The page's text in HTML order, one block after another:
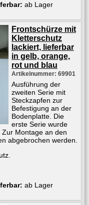
ab Lager
Frontschürze mit
Kletterschutz
lackiert, lieferbar
in gelb, orange,
rot und blau
Artikelnummer: 69901
Ausführung der
zweiten Serie mit
Steckzapfen zur
Befestigung an der
Bodenplatte. Die
erste Serie wurde
Montage an den
abgebrochen werden.
ab Lager